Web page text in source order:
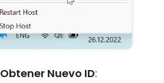
Obtener Nuevo ID: